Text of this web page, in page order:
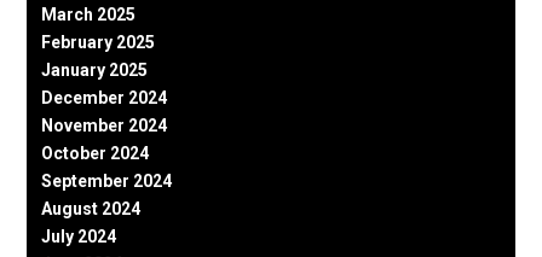
March 2025
February 2025
January 2025
December 2024
November 2024
October 2024
September 2024
August 2024
July 2024